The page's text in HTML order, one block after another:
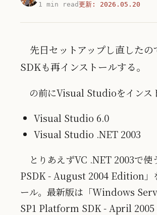
1 min read更新: 2026.05.20
先日セットアップし直した
SDKも再インストールする。
の前にVisual Studioをインス
Visual Studio 6.0
Visual Studio .NET 2003
とりあえずVC .NET 2003で使
PSDK - August 2004 Edition」
ール。最新版は「Windows
SP1 Platform SDK - April 2005